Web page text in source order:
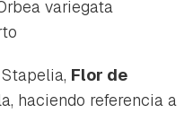
variegata
Flor de
haciendo referencia a